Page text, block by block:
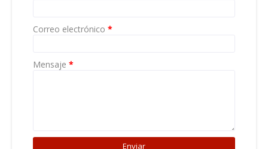
Correo electrónico *
Mensaje *